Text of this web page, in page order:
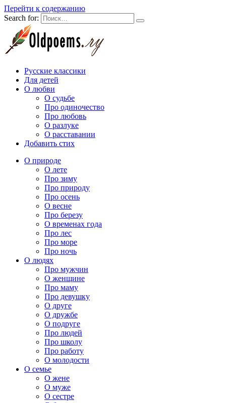
Перейти к содержанию
Search for:
Русские классики
Для детей
О любви
О судьбе
Про одиночество
Про любовь
О разлуке
О расставании
Добавить стих
О природе
О лете
Про зиму
Про природу
Про осень
О весне
Про березу
О временах года
Про лес
Про море
Про ночь
О людях
Про мужчин
О женщине
Про маму
Про девушку
О друге
О дружбе
О подруге
Про людей
Про школу
Про работу
О молодости
О семье
О жене
О муже
О сестре